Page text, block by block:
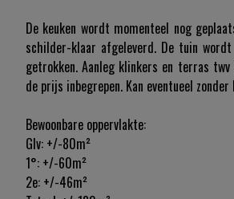
De keuken wordt momenteel nog
schilder-klaar afgeleverd. De tuin
getrokken. Aanleg klinkers en terras
de prijs inbegrepen. Kan eventueel
Bewoonbare oppervlakte:
Glv: +/-80m²
1°: +/-60m²
2e: +/-46m²